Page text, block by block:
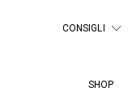
CONSIGLI
SHOP